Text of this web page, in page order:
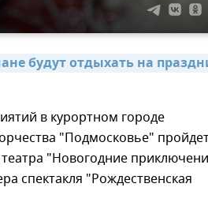
будут отдыхать на
в курортном городе
"Подмосковье"
театра "Новогодние
спектакля "Рождественская